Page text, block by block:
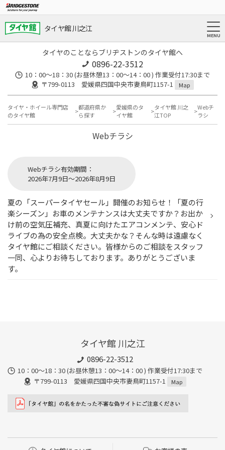
タイヤ館 川之江
タイヤのことならブリヂストンのタイヤ館へ
0896-22-3512
10：00～18：30 (お昼休憩13：00〜14：00 ) 作業受付17:30まで
〒799-0113 愛媛県四国中央市妻鳥町1157-1
Map
タイヤ・ホイール専門店
のタイヤ館
都道府県か
ら探す
愛媛県のタ
イヤ館
タイヤ館 川之
江TOP
Webチ
ラシ
Webチラシ
Webチラシ有効期間：
2026年7月9日～2026年8月9日
夏の「スーパータイヤセール」開催のお知らせ！「夏の行
楽シーズン」お車のメンテナンスは大丈夫ですか？お出か
け前の空気圧補充、真夏に向けたエアコンメンテ、安心ド
ライブの為の安全点検。大丈夫かな？そんな時は遠慮なく
タイヤ館にご相談ください。皆様からのご相談をスタッフ
一同、心よりお待ちしております。ありがとうございま
す。
タイヤ館 川之江
0896-22-3512
10：00～18：30 (お昼休憩13：00〜14：00 ) 作業受付17:30まで
〒799-0113 愛媛県四国中央市妻鳥町1157-1
Map